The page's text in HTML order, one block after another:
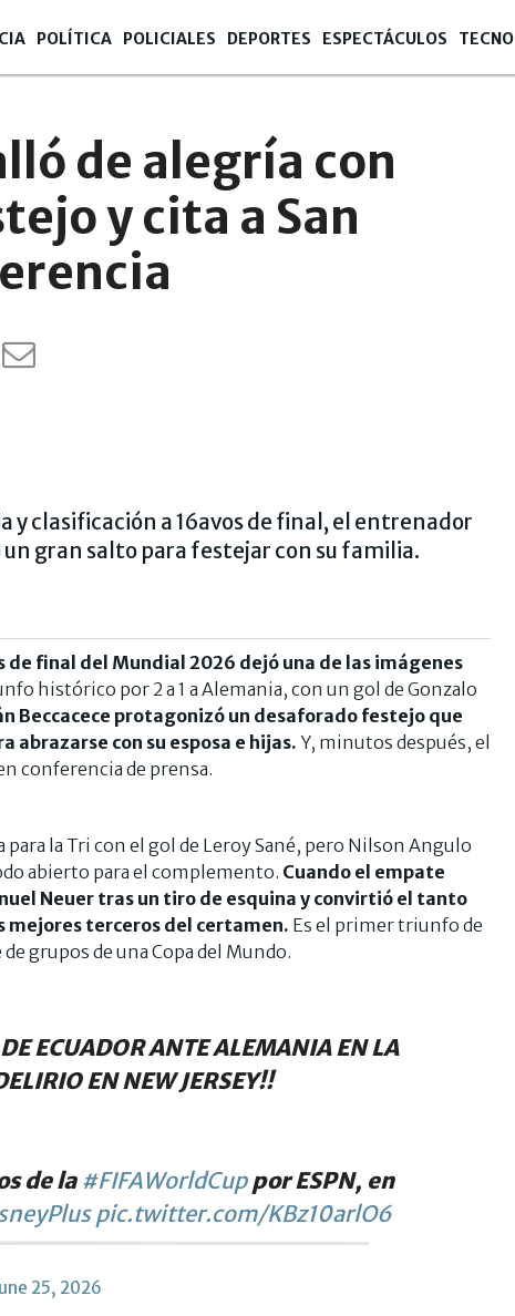
POLÍTICA POLICIALES DEPORTES ESPECTÁCULOS TECNO
de alegría con
y cita a San
clasificación a 16avos de final, el entrenador
gran salto para festejar con su familia.
de final del Mundial 2026 dejó una de las imágenes
histórico por 2 a 1 a Alemania, con un gol de Gonzalo
Beccacece protagonizó un desaforado festejo que
abrazarse con su esposa e hijas. Y, minutos después, el
conferencia de prensa.
la Tri con el gol de Leroy Sané, pero Nilson Angulo
abierto para el complemento. Cuando el empate
Neuer tras un tiro de esquina y convirtió el tanto
mejores terceros del certamen. Es el primer triunfo de
grupos de una Copa del Mundo.
DE ECUADOR ANTE ALEMANIA EN LA
EN NEW JERSEY!!
de la #FIFAWorldCuppor ESPN, en
pic.twitter.com/KBz10arlO6
25, 2026